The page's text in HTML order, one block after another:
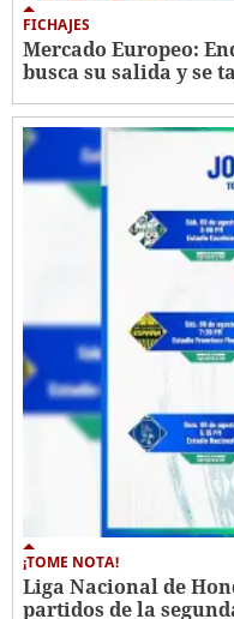
FICHAJES
Mercado Europeo:
busca su salida y se
¡TOME NOTA!
Liga Nacional de
partidos de la